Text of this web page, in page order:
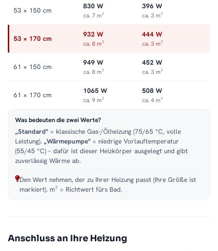
53 × 150 cm 830 W
ca. 7 m²
396 W
ca. 3 m²
53 × 170 cm 932 W
ca. 8 m²
444 W
ca. 3 m²
61 × 150 cm 949 W
ca. 8 m²
452 W
ca. 3 m²
61 × 170 cm 1065 W
ca. 9 m²
508 W
ca. 4 m²
Was bedeuten die zwei Werte?
„Standard" = klassische Gas-/Ölheizung (75/65 °C, volle
Leistung). „Wärmepumpe" = niedrige Vorlauftemperatur
(55/45 °C) – dafür ist dieser Heizkörper ausgelegt und gibt
zuverlässig Wärme ab.
Den Wert nehmen, der zu Ihrer Heizung passt (Ihre Größe ist
markiert). m² = Richtwert fürs Bad.
Anschluss an Ihre Heizung